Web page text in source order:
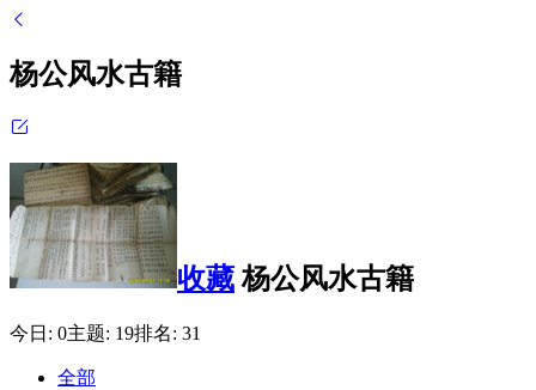
杨公风水古籍
收藏杨公风水古籍
今日: 0主题: 19排名: 31
全部